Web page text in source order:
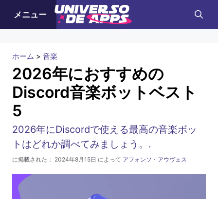
メニュー
ホーム > 音楽
2026年におすすめの
Discord音楽ボットベスト
5
2026年にDiscordで使える最高の音楽ボッ
トはどれか調べてみましょう。.
に掲載された： 2024年8月15日 によって アフォンソ・アウヴェス